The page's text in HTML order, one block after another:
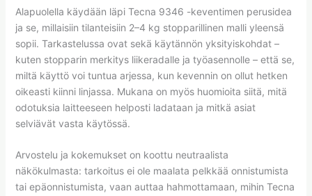
Alapuolella käydään läpi Tecna 9346 -keventimen perusidea
ja se, millaisiin tilanteisiin 2–4 kg stopparillinen malli yleensä
sopii. Tarkastelussa ovat sekä käytännön yksityiskohdat –
kuten stopparin merkitys liikeradalle ja työasennolle – että se,
miltä käyttö voi tuntua arjessa, kun kevennin on ollut hetken
oikeasti kiinni linjassa. Mukana on myös huomioita siitä, mitä
odotuksia laitteeseen helposti ladataan ja mitkä asiat
selviävät vasta käytössä.
Arvostelu ja kokemukset on koottu neutraalista
näkökulmasta: tarkoitus ei ole maalata pelkkää onnistumista
tai epäonnistumista, vaan auttaa hahmottamaan, mihin Tecna